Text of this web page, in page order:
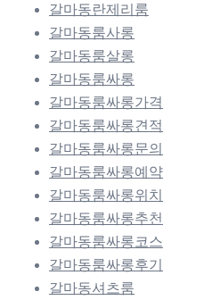
갈마동란제리룸
갈마동룸사롱
갈마동룸살롱
갈마동룸싸롱
갈마동룸싸롱가격
갈마동룸싸롱견적
갈마동룸싸롱문의
갈마동룸싸롱예약
갈마동룸싸롱위치
갈마동룸싸롱추천
갈마동룸싸롱코스
갈마동룸싸롱후기
갈마동셔츠룸